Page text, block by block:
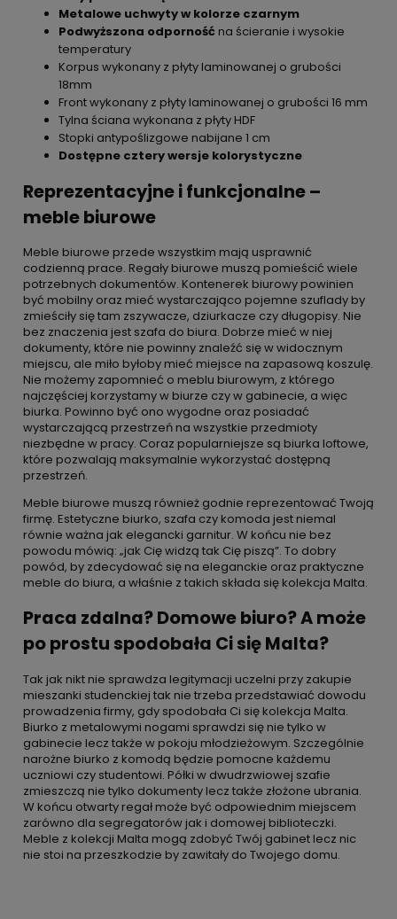
Metalowe uchwyty w kolorze czarnym
Podwyższona odporność na ścieranie i wysokie
temperatury
Korpus wykonany z płyty laminowanej o grubości
18mm
Front wykonany z płyty laminowanej o grubości 16 mm
Tylna ściana wykonana z płyty HDF
Stopki antypoślizgowe nabijane 1 cm
Dostępne cztery wersje kolorystyczne
Reprezentacyjne i funkcjonalne –
meble biurowe
Meble biurowe przede wszystkim mają usprawnić
codzienną prace. Regały biurowe muszą pomieścić wiele
potrzebnych dokumentów. Kontenerek biurowy powinien
być mobilny oraz mieć wystarczająco pojemne szuflady by
zmieściły się tam zszywacze, dziurkacze czy długopisy. Nie
bez znaczenia jest szafa do biura. Dobrze mieć w niej
dokumenty, które nie powinny znaleźć się w widocznym
miejscu, ale miło byłoby mieć miejsce na zapasową koszulę.
Nie możemy zapomnieć o meblu biurowym, z którego
najczęściej korzystamy w biurze czy w gabinecie, a więc
biurka. Powinno być ono wygodne oraz posiadać
wystarczającą przestrzeń na wszystkie przedmioty
niezbędne w pracy. Coraz popularniejsze są biurka loftowe,
które pozwalają maksymalnie wykorzystać dostępną
przestrzeń.
Meble biurowe muszą również godnie reprezentować Twoją
firmę. Estetyczne biurko, szafa czy komoda jest niemal
równie ważna jak elegancki garnitur. W końcu nie bez
powodu mówią: „jak Cię widzą tak Cię piszą”. To dobry
powód, by zdecydować się na eleganckie oraz praktyczne
meble do biura, a właśnie z takich składa się kolekcja Malta.
Praca zdalna? Domowe biuro? A może
po prostu spodobała Ci się Malta?
Tak jak nikt nie sprawdza legitymacji uczelni przy zakupie
mieszanki studenckiej tak nie trzeba przedstawiać dowodu
prowadzenia firmy, gdy spodobała Ci się kolekcja Malta.
Biurko z metalowymi nogami sprawdzi się nie tylko w
gabinecie lecz także w pokoju młodzieżowym. Szczególnie
narożne biurko z komodą będzie pomocne każdemu
uczniowi czy studentowi. Półki w dwudrzwiowej szafie
zmieszczą nie tylko dokumenty lecz także złożone ubrania.
W końcu otwarty regał może być odpowiednim miejscem
zarówno dla segregatorów jak i domowej biblioteczki.
Meble z kolekcji Malta mogą zdobyć Twój gabinet lecz nic
nie stoi na przeszkodzie by zawitały do Twojego domu.